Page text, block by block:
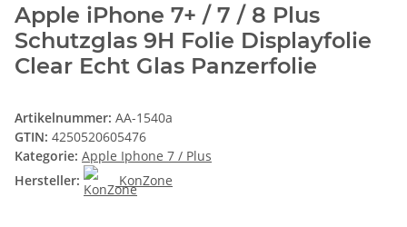
Apple iPhone 7+ / 7 / 8 Plus
Schutzglas 9H Folie Displayfolie
Clear Echt Glas Panzerfolie
Artikelnummer: AA-1540a
GTIN: 4250520605476
Kategorie: Apple Iphone 7 / Plus
Hersteller:
KonZone